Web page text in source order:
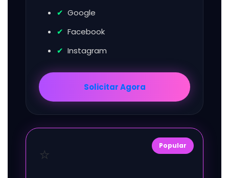
Google
Facebook
Instagram
Solicitar Agora
Popular
⭐